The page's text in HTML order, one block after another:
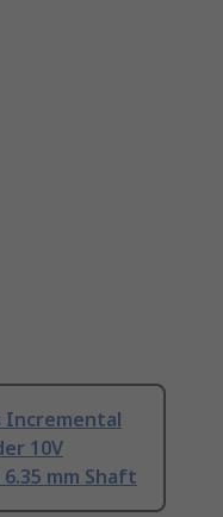
Incremental
10V
mm Shaft